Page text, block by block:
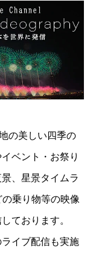
の美しい四季の
ベント・お祭り
、星景タイムラ
乗り物等の映像
ております。
イブ配信も実施